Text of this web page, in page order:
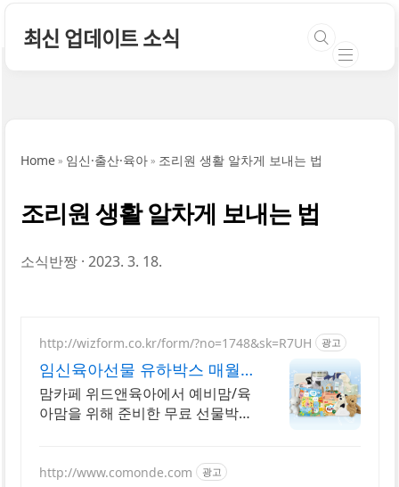
최신 업데이트 소식
Home 임신·출산·육아 조리원 생활 알차게 보내는 법
조리원 생활 알차게 보내는 법
소식반짱 2023. 3. 18.
http://wizform.co.kr/form/?no=1748&sk=R7UH 광고
임신육아선물 유하박스 매월
300명 추첨
맘카페 위드앤육아에서 예비맘/육
아맘을 위해 준비한 무료 선물박스
http://www.comonde.com 광고